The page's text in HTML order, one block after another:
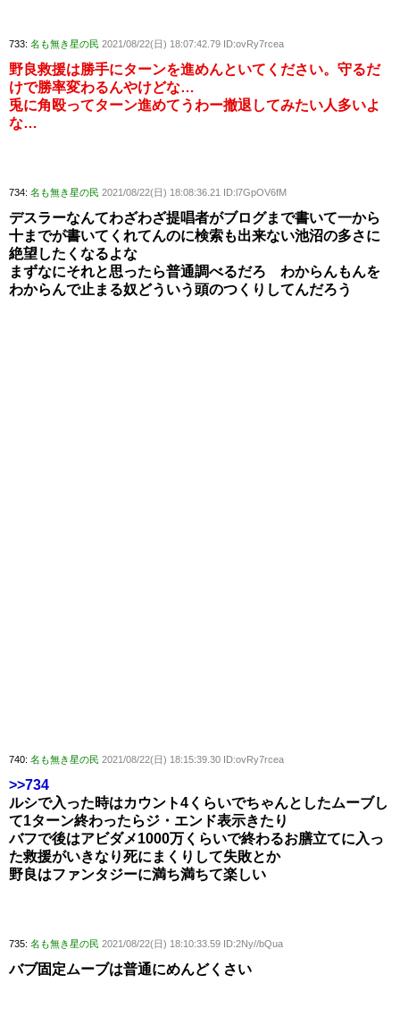
733: 名も無き星の民 2021/08/22(日) 18:07:42.79 ID:ovRy7rcea
野良救援は勝手にターンを進めんといてください。守るだ
けで勝率変わるんやけどな…
兎に角殴ってターン進めてうわー撤退してみたい人多いよ
な…
734: 名も無き星の民 2021/08/22(日) 18:08:36.21 ID:l7GpOV6fM
デスラーなんてわざわざ提唱者がブログまで書いて一から
十までが書いてくれてんのに検索も出来ない池沼の多さに
絶望したくなるよな
まずなにそれと思ったら普通調べるだろ わからんもんを
わからんで止まる奴どういう頭のつくりしてんだろう
740: 名も無き星の民 2021/08/22(日) 18:15:39.30 ID:ovRy7rcea
>>734
ルシで入った時はカウント4くらいでちゃんとしたムーブし
て1ターン終わったらジ・エンド表示きたり
バフで後はアビダメ1000万くらいで終わるお膳立てに入っ
た救援がいきなり死にまくりして失敗とか
野良はファンタジーに満ち満ちて楽しい
735: 名も無き星の民 2021/08/22(日) 18:10:33.59 ID:2Ny//bQua
バブ固定ムーブは普通にめんどくさい